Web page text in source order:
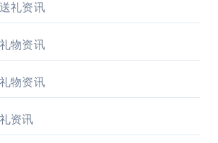
礼资讯
物资讯
物资讯
资讯